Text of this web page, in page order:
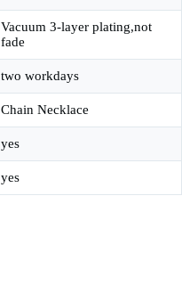
Vacuum 3-layer plating,not
fade
two workdays
Chain Necklace
yes
yes